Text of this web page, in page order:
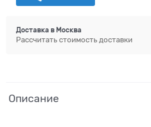
Доставка в Москва
Рассчитать стоимость доставки
Описание